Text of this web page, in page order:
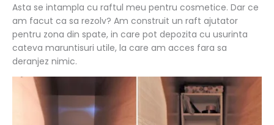
Asta se intampla cu raftul meu pentru cosmetice. Dar ce
am facut ca sa rezolv? Am construit un raft ajutator
pentru zona din spate, in care pot depozita cu usurinta
cateva maruntisuri utile, la care am acces fara sa
deranjez nimic.